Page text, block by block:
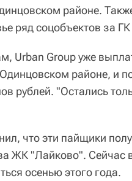
районе.
ряд соцобъектов за
Urban Group уже
районе, и
рублей. "Остались
что эти пайщики
ЖК "Лайково". Сейчас
осенью этого года.